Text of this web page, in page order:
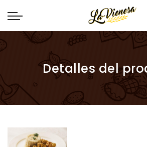
Detalles del